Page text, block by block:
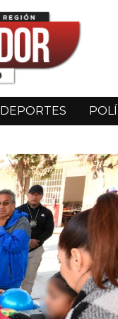
DEPORTES